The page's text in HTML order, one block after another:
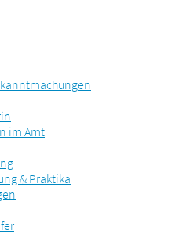
im Amt
& Praktika